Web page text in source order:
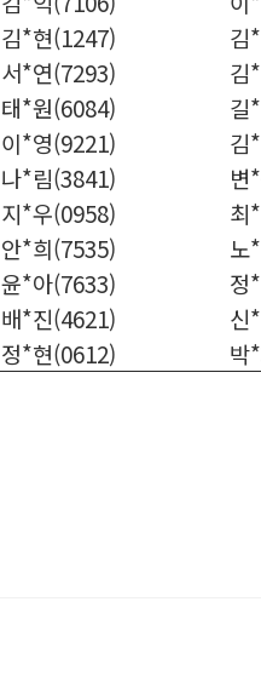
김*현(1247) 김
서*연(7293) 김
태*원(6084) 길
이*영(9221) 김
나*림(3841) 변
지*우(0958) 최
안*희(7535) 노
윤*아(7633) 정
배*진(4621) 신
정*현(0612) 박